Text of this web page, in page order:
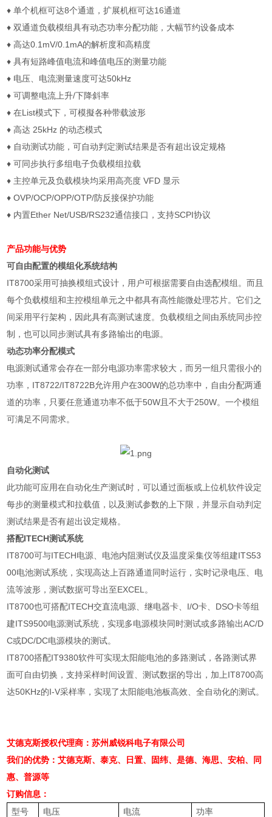
♦ 单个机框可达8个通道，扩展机框可达16通道
♦ 双通道负载模组具有动态功率分配功能，大幅节约设备成本
♦ 高达0.1mV/0.1mA的解析度和高精度
♦ 具有短路峰值电流和峰值电压的测量功能
♦ 电压、电流测量速度可达50kHz
♦ 可调整电流上升/下降斜率
♦ 在List模式下，可模擬各种带载波形
♦ 高达 25kHz 的动态模式
♦ 自动测试功能，可自动判定测试结果是否有超出设定规格
♦ 可同步执行多组电子负载模组拉载
♦ 主控单元及负载模块均采用高亮度 VFD 显示
♦ OVP/OCP/OPP/OTP/防反接保护功能
♦ 内置Ether Net/USB/RS232通信接口，支持SCPI协议
产品功能与优势
可自由配置的模组化系统结构
IT8700采用可抽换模组式设计，用户可根据需要自由选配模组。而且
每个负载模组和主控模组单元之中都具有高性能微处理芯片。它们之
间采用平行架构，因此具有高测试速度。负载模组之间由系统同步控
制，也可以同步测试具有多路输出的电源。
动态功率分配模式
电源测试通常会存在一部分电源功率需求较大，而另一组只需很小的
功率， IT8722/IT8722B允许用户在300W的总功率中，自由分配两通
道的功率，只要任意通道功率不低于50W 且不大于250W。一个模组
可满足不同需求。
自动化测试
此功能可应用在自动化生产测试时，可以通过面板或上位机软件设定
每步的测量模式和拉载值，以及测试参数的上下限，并显示自动判定
测试结果是否有超出设定规格。
搭配ITECH测试系统
IT8700可与ITECH电源、电池内阻测试仪及温度采集仪等组建ITS53
00电池测试系统，实现高达上百路通道同时运行，实时记录电压、电
流等波形，测试数据可导出至EXCEL 。
IT8700也可搭配ITECH交直流电源、继电器卡、 I/O卡、 DSO卡等组
建ITS9500电源测试系统，实现多电源模块同时测试或多路输出AC/D
C或DC/DC电源模块的测试。
IT8700搭配IT9380软件可实现太阳能电池的多路测试，各路测试界
面可自由切换，支持采样时间设置、测试数据的导出，加上IT8700高
达50KHz的I-V采样率，实现了太阳能电池板高效、全自动化的测试。
艾德克斯授权代理商：苏州威锐科电子有限公司
我们的优势：艾德克斯、泰克、日置、固纬、是德、海思、安柏、同
惠、普源等
订购信息：
型号
电压 电流
功率